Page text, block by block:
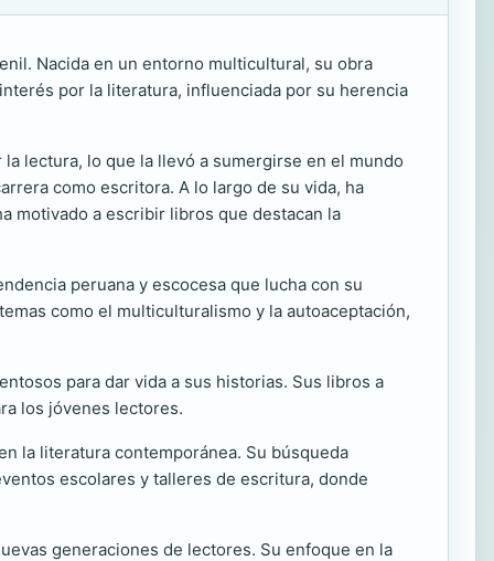
Nacida en un entorno multicultural, su obra
por la literatura, influenciada por su herencia
lectura, lo que la llevó a sumergirse en el mundo
como escritora. A lo largo de su vida, ha
motivado a escribir libros que destacan la
peruana y escocesa que lucha con su
como el multiculturalismo y la autoaceptación,
para dar vida a sus historias. Sus libros a
los jóvenes lectores.
la literatura contemporánea. Su búsqueda
escolares y talleres de escritura, donde
generaciones de lectores. Su enfoque en la